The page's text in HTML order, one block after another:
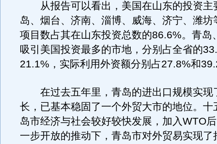
从报告可以看出，美国在山东的投资主
岛、烟台、济南、淄博、威海、济宁、潍坊
项目数占其在山东投资总数的86.6%。青岛
吸引美国投资最多的市地，分别占全省的
21.1%，实际利用外资额分别占27.8%和
在过去五年里，青岛的进出口规模实现
长，已基本稳固了一个外贸大市的地位。十
岛市经济与社会较好较快发展，加入WTO
一步开放的推动下，青岛市对外贸易实现了